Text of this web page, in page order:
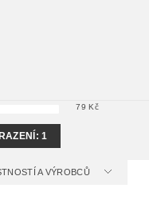
79 Kč
1
A VÝROBCŮ